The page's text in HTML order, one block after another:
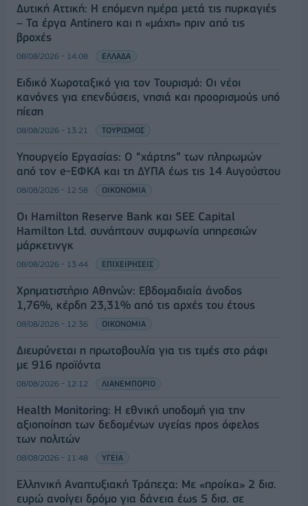
Δυτική Αττική: Η επόμενη ημέρα μετά τις πυρκαγιές
– Τα έργα Antinero και η «μάχη» πριν από τις
βροχές
08/08/2026 - 14:08 ΕΛΛΑΔΑ
Ειδικό Χωροταξικό για τον Τουρισμό: Οι νέοι
κανόνες για επενδύσεις, νησιά και προορισμούς υπό
πίεση
08/08/2026 - 13:21 ΤΟΥΡΙΣΜΟΣ
Υπουργείο Εργασίας: Ο “χάρτης” των πληρωμών
από τον e-ΕΦΚΑ και τη ΔΥΠΑ έως τις 14 Αυγούστου
08/08/2026 - 12:58 ΟΙΚΟΝΟΜΙΑ
Οι Hamilton Reserve Bank και SEE Capital
Hamilton Ltd. συνάπτουν συμφωνία υπηρεσιών
μάρκετινγκ
08/08/2026 - 13:44 ΕΠΙΧΕΙΡΗΣΕΙΣ
Χρηματιστήριο Αθηνών: Εβδομαδιαία άνοδος
1,76%, κέρδη 23,31% από τις αρχές του έτους
08/08/2026 - 12:36 ΟΙΚΟΝΟΜΙΑ
Διευρύνεται η πρωτοβουλία για τις τιμές στο ράφι
με 916 προϊόντα
08/08/2026 - 12:12 ΛΙΑΝΕΜΠΟΡΙΟ
Health Monitoring: Η εθνική υποδομή για την
αξιοποίηση των δεδομένων υγείας προς όφελος
των πολιτών
08/08/2026 - 11:48 ΥΓΕΙΑ
Ελληνική Αναπτυξιακή Τράπεζα: Με «προίκα» 2 δισ.
ευρώ ανοίγει δρόμο για δάνεια έως 5 δισ. σε